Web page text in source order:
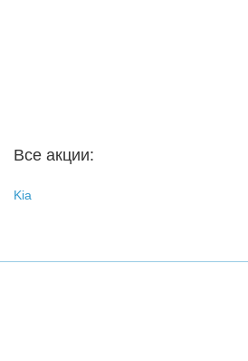
Все акции:
Kia